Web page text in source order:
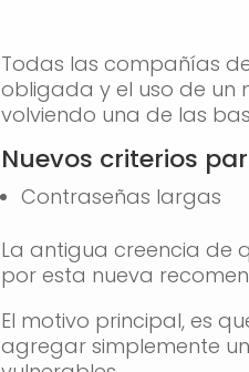
Todas las compañías
obligada y el uso de un
volviendo una de las
Nuevos criterios
Contraseñas largas
La antigua creencia de
por esta nueva
El motivo principal, es
agregar simplemente